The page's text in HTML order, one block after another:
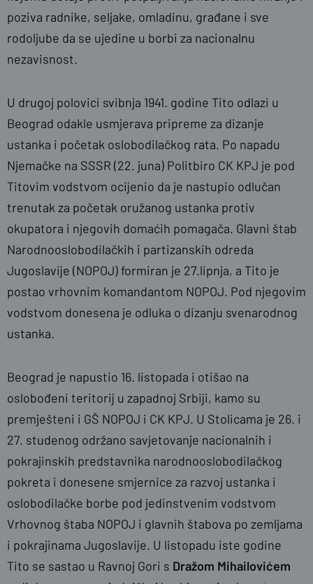
poziva radnike, seljake, omladinu, građane i sve
rodoljube da se ujedine u borbi za nacionalnu
nezavisnost.
U drugoj polovici svibnja 1941. godine Tito odlazi u
Beograd odakle usmjerava pripreme za dizanje
ustanka i početak oslobodilačkog rata. Po napadu
Njemačke na SSSR (22. juna) Politbiro CK KPJ je pod
Titovim vodstvom ocijenio da je nastupio odlučan
trenutak za početak oružanog ustanka protiv
okupatora i njegovih domaćih pomagača. Glavni štab
Narodnooslobodilačkih i partizanskih odreda
Jugoslavije (NOPOJ) formiran je 27.lipnja, a Tito je
postao vrhovnim komandantom NOPOJ. Pod njegovim
vodstvom donesena je odluka o dizanju svenarodnog
ustanka.
Beograd je napustio 16. listopada i otišao na
oslobođeni teritorij u zapadnoj Srbiji, kamo su
premješteni i GŠ NOPOJ i CK KPJ. U Stolicama je 26. i
27. studenog održano savjetovanje nacionalnih i
pokrajinskih predstavnika narodnooslobodilačkog
pokreta i donesene smjernice za razvoj ustanka i
oslobodilačke borbe pod jedinstvenim vodstvom
Vrhovnog štaba NOPOJ i glavnih štabova po zemljama
i pokrajinama Jugoslavije. U listopadu iste godine
Tito se sastao u Ravnoj Gori s Dražom Mihailovićem